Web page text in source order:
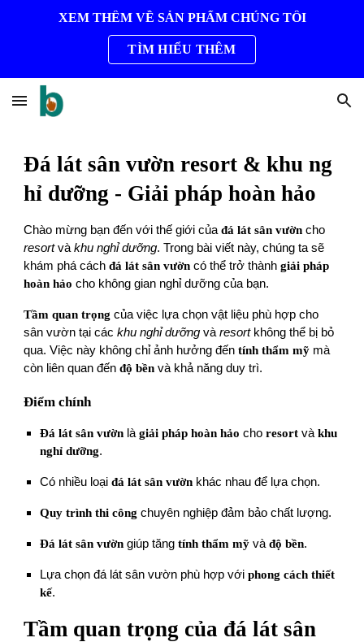
XEM THÊM VỀ SẢN PHẨM CHÚNG TÔI
TÌM HIỂU THÊM
Đá lát sân vườn resort & khu ng
hỉ dưỡng - Giải pháp hoàn hảo
Chào mừng bạn đến với thế giới củađá lát sân vườn cho
resortvàkhu nghỉ dưỡng. Trong bài viết này, chúng ta sẽ
khám phá cáchđá lát sân vườn có thể trở thànhgiải pháp
hoàn hảo cho không gian nghỉ dưỡng của bạn.
Tầm quan trọng của việc lựa chọn vật liệu phù hợp cho
sân vườn tại cáckhu nghỉ dưỡng vàresortkhông thể bị bỏ
qua. Việc này không chỉ ảnh hưởng đếntính thẩm mỹ mà
còn liên quan đếnđộ bền và khả năng duy trì.
Điểm chính
Đá lát sân vườn làgiải pháp hoàn hảo choresort vàkhu
nghỉ dưỡng.
Có nhiều loạiđá lát sân vườn khác nhau để lựa chọn.
Quy trình thi công chuyên nghiệp đảm bảo chất lượng.
Đá lát sân vườn giúp tăngtính thẩm mỹ vàđộ bền.
Lựa chọn đá lát sân vườn phù hợp vớiphong cách thiết
kế.
Tầm quan trọng của đá lát sân